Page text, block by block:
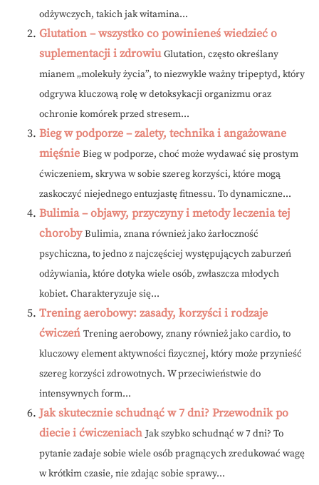
odżywczych, takich jak witamina...
Glutation – wszystko co powinieneś wiedzieć o
suplementacji i zdrowiu Glutation, często określany
mianem „molekuły życia”, to niezwykle ważny tripeptyd, który
odgrywa kluczową rolę w detoksykacji organizmu oraz
ochronie komórek przed stresem...
Bieg w podporze – zalety, technika i angażowane
mięśnie Bieg w podporze, choć może wydawać się prostym
ćwiczeniem, skrywa w sobie szereg korzyści, które mogą
zaskoczyć niejednego entuzjastę fitnessu. To dynamiczne...
Bulimia – objawy, przyczyny i metody leczenia tej
choroby Bulimia, znana również jako żarłoczność
psychiczna, to jedno z najczęściej występujących zaburzeń
odżywiania, które dotyka wiele osób, zwłaszcza młodych
kobiet. Charakteryzuje się...
Trening aerobowy: zasady, korzyści i rodzaje
ćwiczeń Trening aerobowy, znany również jako cardio, to
kluczowy element aktywności fizycznej, który może przynieść
szereg korzyści zdrowotnych. W przeciwieństwie do
intensywnych form...
Jak skutecznie schudnąć w 7 dni? Przewodnik po
diecie i ćwiczeniach Jak szybko schudnąć w 7 dni? To
pytanie zadaje sobie wiele osób pragnących zredukować wagę
w krótkim czasie, nie zdając sobie sprawy...